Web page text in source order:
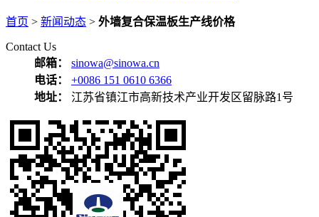
首页 > 新闻动态 > 外墙复合保温板生产线价格
Contact Us
邮箱：
sinowa@sinowa.cn
电话：
+0086 151 0610 6366
地址：
江苏省镇江市高新技术产业开发区留脉路1号